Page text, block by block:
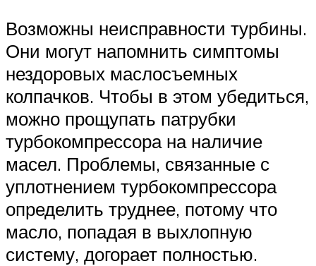
Возможны неисправности турбины.
Они могут напомнить симптомы
нездоровых маслосъемных
колпачков. Чтобы в этом убедиться,
можно прощупать патрубки
турбокомпрессора на наличие
масел. Проблемы, связанные с
уплотнением турбокомпрессора
определить труднее, потому что
масло, попадая в выхлопную
систему, догорает полностью.